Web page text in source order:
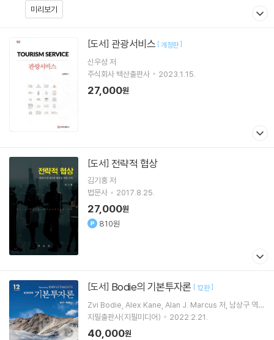
미리보기
[도서] 관광서비스 [개정판]
신우성 저
주식회사 백산출판사
2023.1.15.
27,000원
[도서] 전략적 협상
김기홍저
법문사
2017.8.25.
27,000원
810원
[도서] Bodie의 기본투자론 [ 12판]
Zvi Bodie Alex Kane Alan J. Marcus 저 남상구 역
외 1명
지필출판사(지필미디어) 2022.2.21.
40,000원